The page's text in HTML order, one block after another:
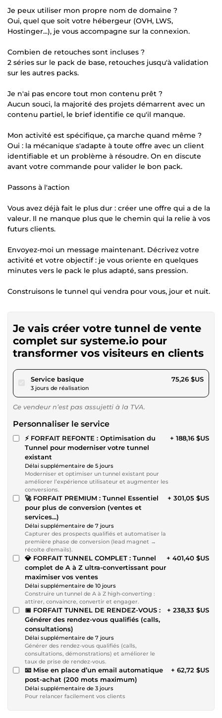
Je peux utiliser mon propre nom de domaine ?
Oui, quel que soit votre hébergeur (OVH, LWS,
Hostinger...), je vous accompagne sur la connexion.
Combien de retouches sont incluses ?
2 séries sur le pack de base, retouches jusqu'à validation
sur les autres packs.
Je n'ai pas encore tout mon contenu prêt ?
Aucun souci, la majorité des projets démarrent avec un
contenu partiel, le brief identifie ce qu'il manque.
Mon activité est spécifique, ça marche quand même ?
Oui : la mécanique s'adapte à toute offre avec un client
identifiable et un problème à résoudre. On en discute
avant votre commande pour valider le bon pack.
Passons à l'action
Vous avez déjà fait le plus dur : créer une offre qui a de la
valeur. Il ne manque plus que le chemin qui la relie à vos
futurs clients.
Envoyez-moi un message maintenant. Décrivez votre
activité et votre objectif : je vous oriente en quelques
minutes vers le pack le plus adapté, sans pression.
Construisons le tunnel qui vendra pour vous, jour et nuit.
Je vais créer votre tunnel de vente
complet sur systeme.io pour
transformer vos visiteurs en clients
Service basiquepour 69,37 $US
3 jours de réalisation
75,26 $US
Ce vendeur n’est pas assujetti à la TVA.
Personnaliser le service
⚡ FORFAIT REFONTE : Optimisation du
Tunnel pour moderniser votre tunnel
existant
Délai supplémentaire de 5 jours
Moderniser et optimiser un tunnel existant pour
améliorer l’expérience utilisateur et augmenter les
conversions.
+ 188,16 $US
🚀 FORFAIT PREMIUM : Tunnel Essentiel
pour plus de conversion (ventes et
services...)
Délai supplémentaire de 7 jours
Capturer des prospects qualifiés et automatiser la
première phase de conversion (lead magnet →
récolte d'emails).
+ 301,05 $US
💎 FORFAIT TUNNEL COMPLET : Tunnel
complet de A à Z ultra-convertissant pour
maximiser vos ventes
Délai supplémentaire de 10 jours
Construire un tunnel de A à Z high-converting :
attirer, convaincre, convertir et engager.
+ 401,40 $US
📅 FORFAIT TUNNEL DE RENDEZ-VOUS :
Générer des rendez-vous qualifiés (calls,
consultations)
Délai supplémentaire de 7 jours
Générer des rendez-vous qualifiés (calls,
consultations, démonstrations) et améliorer le
taux de prise de rendez-vous.
+ 238,33 $US
📧 Mise en place d’un email automatique
post-achat (200 mots maximum)
Délai supplémentaire de 3 jours
Pour relancer facilement vos clients
+ 62,72 $US